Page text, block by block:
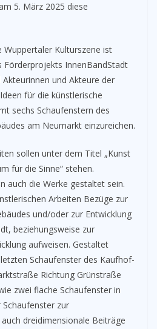
5. März 2025 diese
Wuppertaler Kulturszene ist
Förderprojekts InnenBandStadt
und Akteure der
für die künstlerische
sechs Schaufenstern des
am Neumarkt einzureichen.
sollen unter dem Titel „Kunst
für die Sinne“ stehen.
auch die Werke gestaltet sein.
Arbeiten Bezüge zur
und/oder zur Entwicklung
beziehungsweise zur
aufweisen. Gestaltet
Schaufenster des Kaufhof-
Richtung Grünstraße
zwei flache Schaufenster in
zur
dreidimensionale Beiträge